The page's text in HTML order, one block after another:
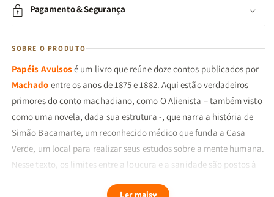
Pagamento & Segurança
SOBRE O PRODUTO
Papéis Avulsosé um livro que reúne doze contos publicados por
Machado entre os anos de 1875 e 1882. Aqui estão verdadeiros
primores do conto machadiano, como O Alienista – também visto
como uma novela, dada sua estrutura -, que narra a história de
Simão Bacamarte, um reconhecido médico que funda a Casa
Verde, um local para realizar seus estudos sobre a mente humana.
Nesse texto, os limites entre a loucura e a sanidade são postos à